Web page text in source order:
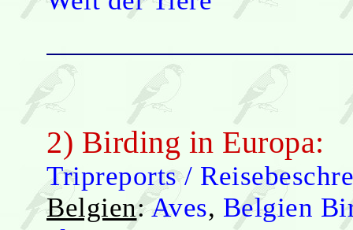
2) Birding in Europa:
Tripreports /
Belgien:Aves, Belgien